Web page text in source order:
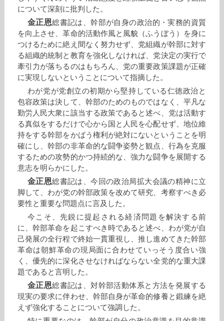
について深刻に批判した。
金正恩総書記は、幹部が自身の政治的・実務的資質
を向上させ、革命的活動作風と風貌（ふうぼう）を身に
つけるために絶え間なく努力せず、党組織が幹部に対す
る組織的統制と教育を強化しなければ、党決定の実行で
牽引力が落ちるのはもちろん、党の重要政策課題が正確
に実現しないということについて指摘した。
わが党が党創立の初期から堅持している仁徳政治と
包容政策は決して、幹部のためのものではなく、平凡な
勤労人民大衆に該当する政策であると述べ、党は活動す
る真似をするだけで心から国と人民を心配せず、地位維
持をする幹部をかばう権利が絶対にないということを明
確にし、幹部の非革命的な闘争姿勢と観点、行為を克服
するための攻勢的かつ持続的な、強力な闘争を展開する
意志を明らかにした。
金正恩総書記は、今回の政治局拡大会議の精神に立
脚して、わが党の幹部政策を改めて研究、考察すべき必
要性と重要な問題点に言及した。
今こそ、先鋭に提起される経済問題を解決する前
に、幹部革命を起こすべき時であると述べ、わが党が自
己発展の全行程で終始一貫重視し、推し進めてきた幹部
革命は朝鮮革命の現局面に合わせていっそう度合い強
く、優先的に深化させなければならない全党的な重大課
題であると言明した。
金正恩総書記は、対幹部活動体系と方法を発展する
現実の要求に伴わせ、幹部自身が革命的修養と鍛練を絶
えず強化することについて強調した。